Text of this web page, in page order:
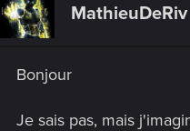
MathieuDeRiv
Bonjour
Je sais pas, mais